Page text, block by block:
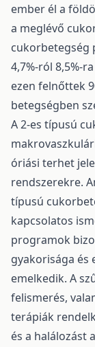
ember él a
a meglévő
cukorbetegség
4,7%-ról 8,5%-
ezen felnőttek
betegségben
A 2-es típusú
óriási terhet
rendszerekre.
típusú
kapcsolatos
programok
gyakorisága és
emelkedik. A
felismerés,
terápiák
és a halálozást